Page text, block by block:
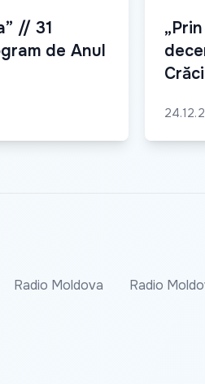
// 31
de Anul
Radio Moldova Radio